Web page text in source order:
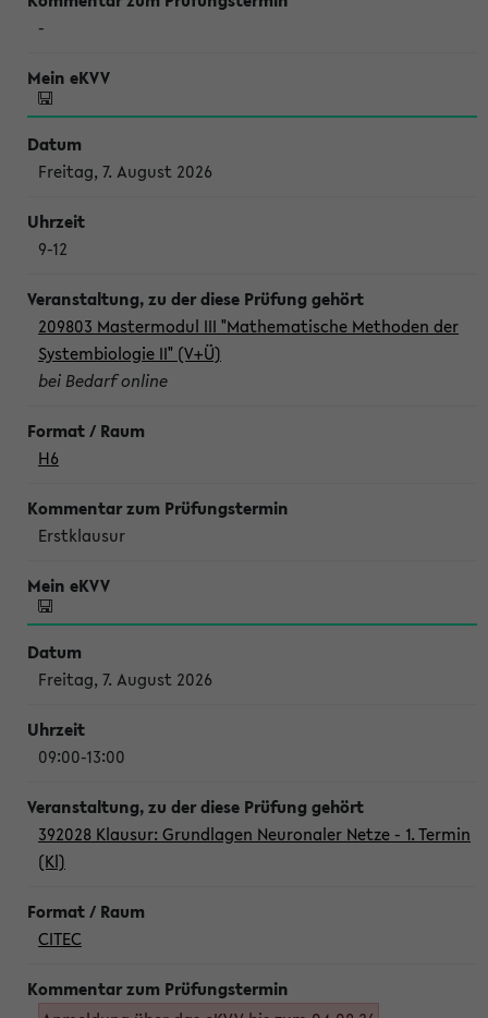
-
Freitag, 7. August 2026
9-12
209803 Mastermodul III "Mathematische Methoden der
Systembiologie II" (V+Ü)
bei Bedarf online
H6
Erstklausur
Freitag, 7. August 2026
09:00-13:00
392028 Klausur: Grundlagen Neuronaler Netze - 1. Termin
(Kl)
CITEC